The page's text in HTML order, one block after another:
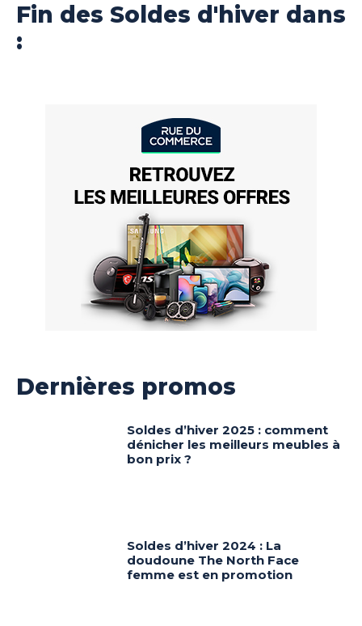
Fin des Soldes d'hiver dans
:
Dernières promos
Soldes d’hiver 2025 : comment
dénicher les meilleurs meubles à
bon prix ?
Soldes d’hiver 2024 : La
doudoune The North Face
femme est en promotion